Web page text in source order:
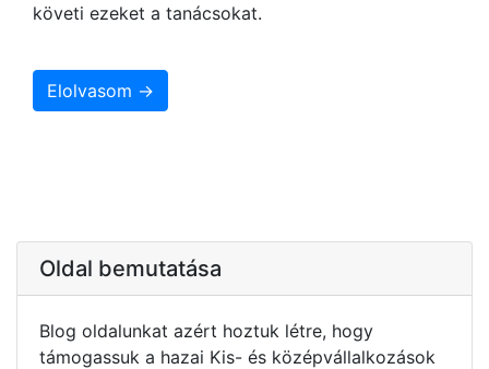
követi ezeket a tanácsokat.
Elolvasom →
Oldal bemutatása
Blog oldalunkat azért hoztuk létre, hogy
támogassuk a hazai Kis- és középvállalkozások